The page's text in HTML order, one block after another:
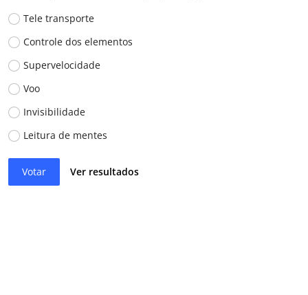
Tele transporte
Controle dos elementos
Supervelocidade
Voo
Invisibilidade
Leitura de mentes
Votar Ver resultados